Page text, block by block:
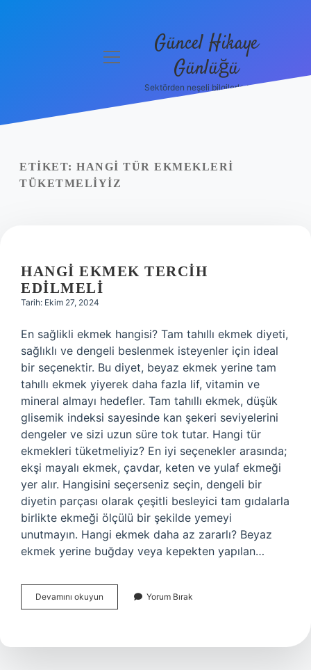
Yasal Uyarı
menüyü
Güncel Hikaye
Günlüğü
Sektörden neşeli bilgilerle tanış!
ETIKET: HANGI TÜR EKMEKLERI
TÜKETMELIYIZ
HANGI EKMEK TERCIH
EDILMELI
Tarih: Ekim 27, 2024
En sağlikli ekmek hangisi? Tam tahıllı ekmek diyeti,
sağlıklı ve dengeli beslenmek isteyenler için ideal
bir seçenektir. Bu diyet, beyaz ekmek yerine tam
tahıllı ekmek yiyerek daha fazla lif, vitamin ve
mineral almayı hedefler. Tam tahıllı ekmek, düşük
glisemik indeksi sayesinde kan şekeri seviyelerini
dengeler ve sizi uzun süre tok tutar. Hangi tür
ekmekleri tüketmeliyiz? En iyi seçenekler arasında;
ekşi mayalı ekmek, çavdar, keten ve yulaf ekmeği
yer alır. Hangisini seçerseniz seçin, dengeli bir
diyetin parçası olarak çeşitli besleyici tam gıdalarla
birlikte ekmeği ölçülü bir şekilde yemeyi
unutmayın. Hangi ekmek daha az zararlı? Beyaz
ekmek yerine buğday veya kepekten yapılan…
Devamını okuyun
Ekmek
Yorum Bırak